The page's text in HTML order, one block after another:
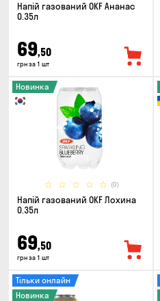
Напій газований OKF Ананас
0.35л
69,50
грн за 1 шт
(0)
Новинка
Напій газований OKF Лохина
0.35л
69,50
грн за 1 шт
Тільки онлайн
Новинка